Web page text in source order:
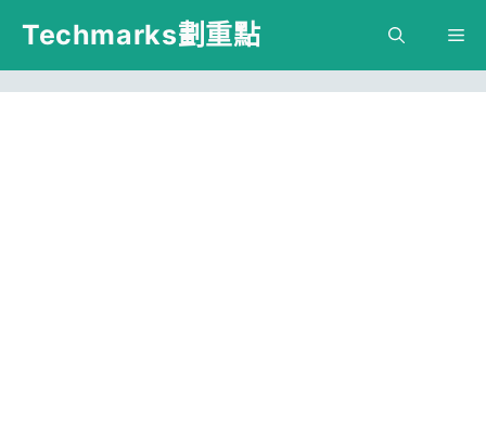
跳
主
Techmarks劃重點